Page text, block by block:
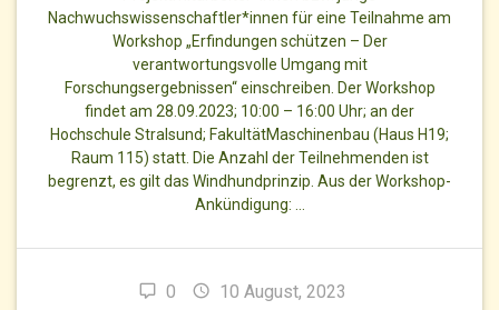
Nachwuchswissenschaftler*innen für eine Teilnahme am
Workshop „Erfindungen schützen – Der
verantwortungsvolle Umgang mit
Forschungsergebnissen“ einschreiben. Der Workshop
findet am 28.09.2023; 10:00 – 16:00 Uhr; an der
Hochschule Stralsund; FakultätMaschinenbau (Haus H19;
Raum 115) statt. Die Anzahl der Teilnehmenden ist
begrenzt, es gilt das Windhundprinzip. Aus der Workshop-
Ankündigung: …
0 10 August, 2023